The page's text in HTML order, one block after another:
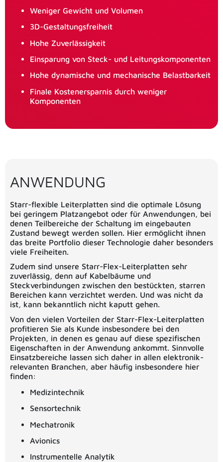
Weniger Gewicht und Volumen
3D-Gestaltungsfreiheit
Hohe Zuverlässigkeit
Einsparung von Steck- und Leitungskomponenten
Hohe dynamische und mechanische Belastbarkeit
Finale Kostenersparnis durch weniger
Komponenten
ANWENDUNG
Starr-flexible Leiterplatten sind die optimale Lösung
bei geringem Platzangebot oder für Anwendungen, bei
denen Teilbereiche der Schaltung im eingebauten
Zustand bewegt werden sollen. Hier ermöglicht ihnen
das breite Portfolio dieser Technologie daher besonders
viele Freiheiten.
Zudem sind unsere Starr-Flex-Leiterplatten sehr
zuverlässig, denn auf Kabelbäume und
Steckverbindungen zwischen den bestückten, starren
Bereichen kann verzichtet werden. Und was nicht da
ist, kann bekanntlich nicht kaputt gehen.
Von den vielen Vorteilen der Starr-Flex-Leiterplatten
profitieren Sie als Kunde insbesondere bei den
Projekten, in denen es genau auf diese spezifischen
Eigenschaften in der Anwendung ankommt. Sinnvolle
Einsatzbereiche lassen sich daher in allen elektronik-
relevanten Branchen, aber häufig insbesondere hier
finden:
Medizintechnik
Sensortechnik
Mechatronik
Avionics
Instrumentelle Analytik